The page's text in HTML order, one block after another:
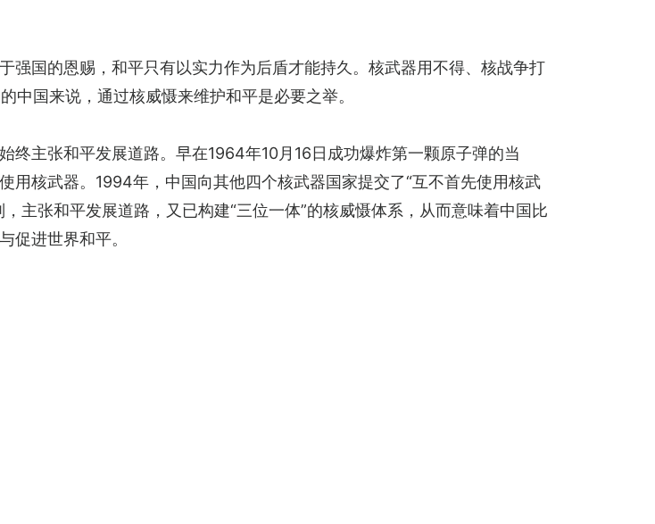
强国的恩赐，和平只有以实力作为后盾才能持久。核武器用不得、核战争打
中国来说，通过核威慑来维护和平是必要之举。
终主张和平发展道路。早在1964年10月16日成功爆炸第一颗原子弹的当
用核武器。1994年，中国向其他四个核武器国家提交了“互不首先使用核武
主张和平发展道路，又已构建“三位一体”的核威慑体系，从而意味着中国比
促进世界和平。